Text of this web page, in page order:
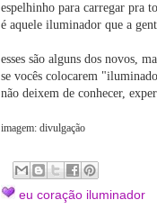
espelhinho para carregar pra
é aquele iluminador que a
esses são alguns dos novos,
se vocês colocarem
não deixem de conhecer,
imagem: divulgação
eu coração iluminador